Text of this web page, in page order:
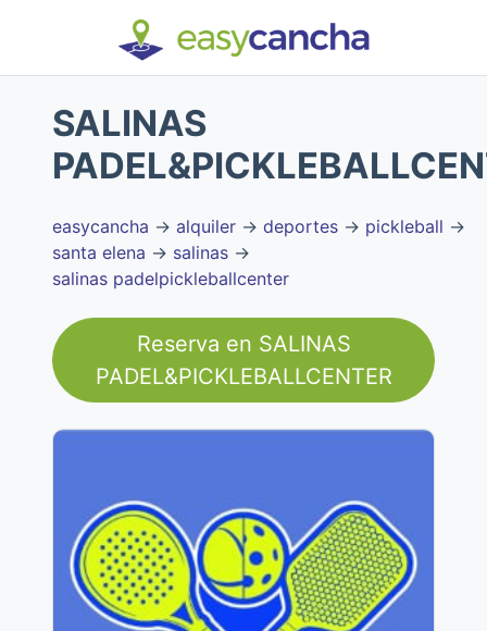
SALINAS
easycancha → alquiler → deportes → pickleball →
santa elena → salinas →
salinas padelpickleballcenter
Reserva en SALINAS
PADEL&PICKLEBALLCENTER